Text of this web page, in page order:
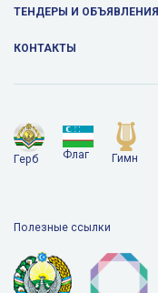
ТЕНДЕРЫ И ОБЪЯВЛЕНИЯ
КОНТАКТЫ
Герб Флаг Гимн
Полезные ссылки